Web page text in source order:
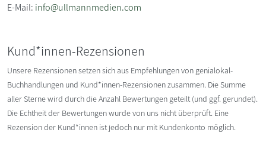
E-Mail: info@ullmannmedien.com
Kund*innen-Rezensionen
Unsere Rezensionen setzen sich aus Empfehlungen von genialokal-
Buchhandlungen und Kund*innen-Rezensionen zusammen. Die Summe
aller Sterne wird durch die Anzahl Bewertungen geteilt (und ggf. gerundet).
Die Echtheit der Bewertungen wurde von uns nicht überprüft. Eine
Rezension der Kund*innen ist jedoch nur mit Kundenkonto möglich.